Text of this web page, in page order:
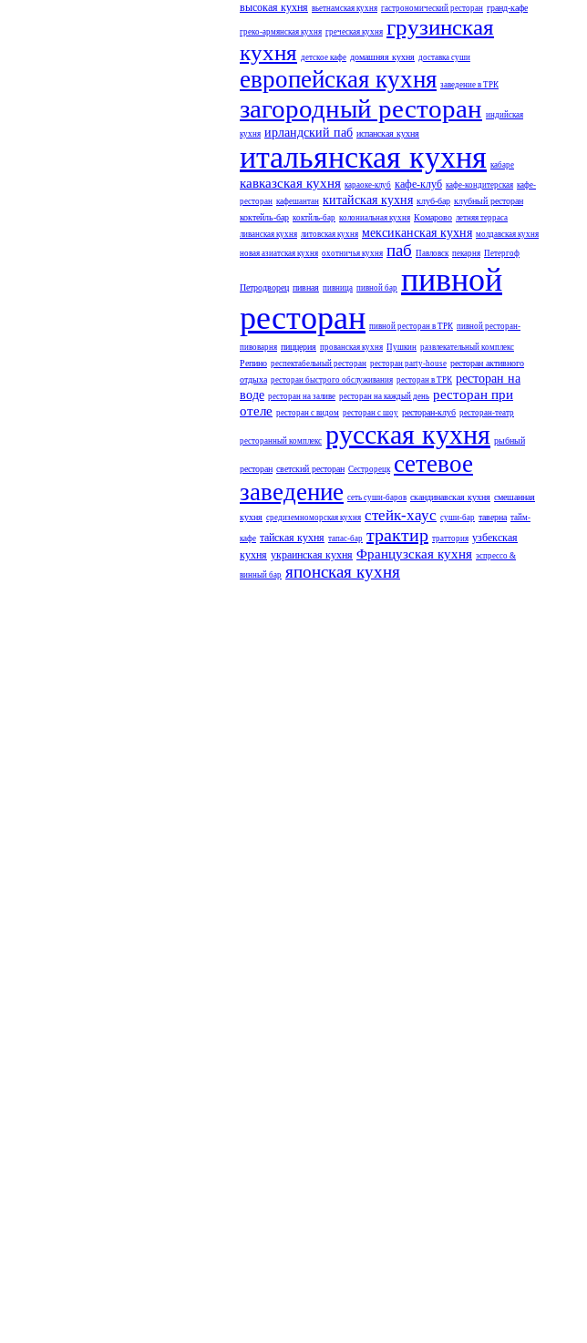
высокая кухня вьетнамская кухня гастрономический ресторан гранд-кафе
греко-армянская кухня греческая кухня грузинская
кухня детское кафе домашняя кухня доставка суши
европейская кухня заведение в ТРК
загородный ресторан индийская
кухня ирландский паб испанская кухня
итальянская кухня кабаре
кавказская кухня караоке-клуб кафе-клуб кафе-кондитерская кафе-
ресторан кафешантан китайская кухня клуб-бар клубный ресторан
коктейль-бар коктйль-бар колониальная кухня Комарово летняя терраса
ливанская кухня литовская кухня мексиканская кухня молдавская кухня
новая азиатская кухня охотничья кухня паб Павловск пекарня Петергоф
Петродворец пивная пивница пивной бар пивной
ресторан пивной ресторан в ТРК пивной ресторан-
пивоварня пиццерия прованская кухня Пушкин развлекательный комплекс
Репино респектабельный ресторан ресторан party-house ресторан активного
отдыха ресторан быстрого обслуживания ресторан в ТРК ресторан на
воде ресторан на заливе ресторан на каждый день ресторан при
отеле ресторан с видом ресторан с шоу ресторан-клуб ресторан-театр
ресторанный комплекс русская кухня рыбный
ресторан светский ресторан Сестрорецк сетевое
заведение сеть суши-баров скандинавская кухня смешанная
кухня средиземноморская кухня стейк-хаус суши-бар таверна тайм-
кафе тайская кухня тапас-бар трактир траттория узбекская
кухня украинская кухня Французская кухня эспрессо &
винный бар японская кухня